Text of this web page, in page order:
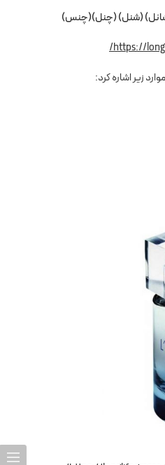
(شانل) (شنل) (چنل)(چنس)
https://
زیر اشاره کرد: